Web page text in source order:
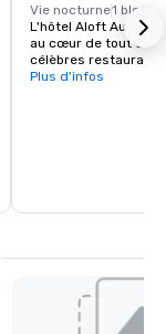
Vie nocturne1 bloc
L'hôtel Aloft Austin
au cœur de tout
célèbres
nocturne d'Austin,
Plus d'infos